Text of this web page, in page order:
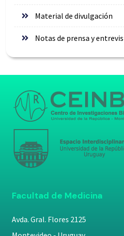
Material de divulgación
Notas de prensa y
Facultad de Medicina
Avda. Gral. Flores 2125